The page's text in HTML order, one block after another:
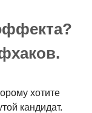
хотите
кандидат.